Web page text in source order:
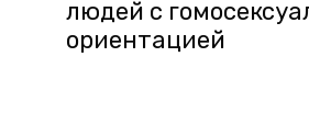
людей с
ориентацией